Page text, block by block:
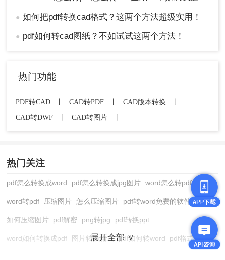
● 如何把pdf转换cad格式？这两个方法超级实用！
● pdf如何转cad图纸？不如试试这两个方法！
热门功能
PDF转CAD CAD转PDF CAD版本转换
CAD转DWF
CAD转图片
热门关注
pdf怎么转换成word pdf怎么转换成jpg图片 word怎么转pdf
word转pdf 压缩图片 怎么压缩图片 pdf转word免费的软件
如何压缩图片 pdf解密 png转jpg pdf转换ppt
word如何转换成pdf 图片转换格式 pdf如何转word pdf格式转换
展开全部 ∨